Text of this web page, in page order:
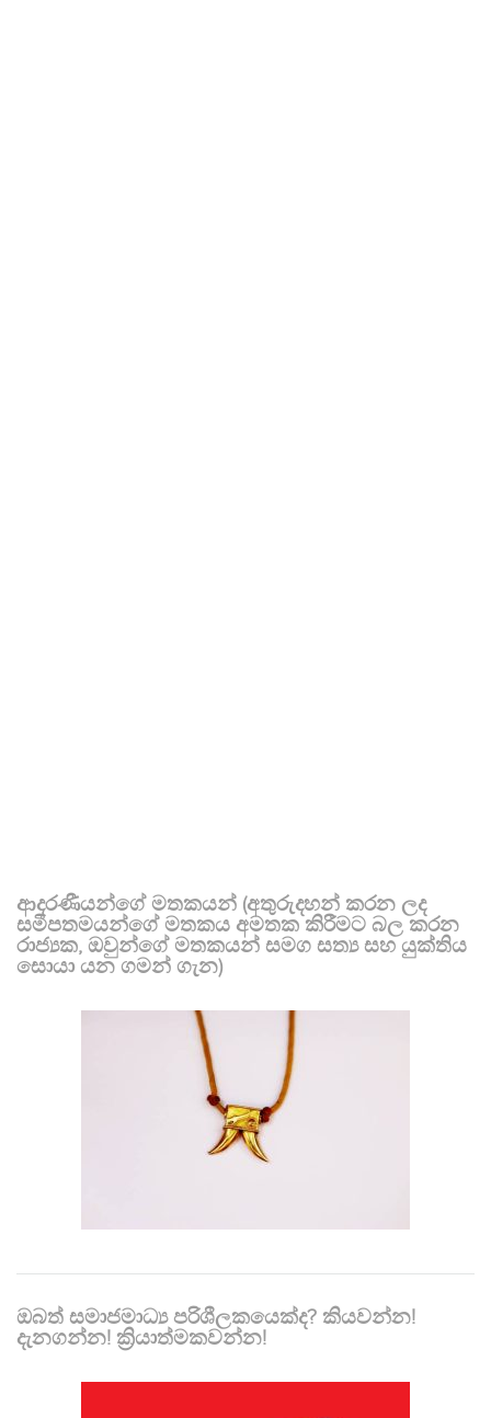
ආදරණීයන්ගේ මතකයන් (අතුරුදහන් කරන ලද
සමීපතමයන්ගේ මතකය අමතක කිරීමට බල කරන
රාජ්‍යක, ඔවුන්ගේ මතකයන් සමග සත්‍ය සහ යුක්තිය
සොයා යන ගමන් ගැන)
ඔබත් සමාජමාධ්‍ය පරිශීලකයෙක්ද? කියවන්න!
දැනගන්න! ක්‍රියාත්මකවන්න!